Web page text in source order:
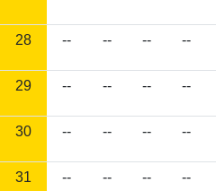
28 -- -- -- --
29 -- -- -- --
30 -- -- -- --
31 -- -- -- --